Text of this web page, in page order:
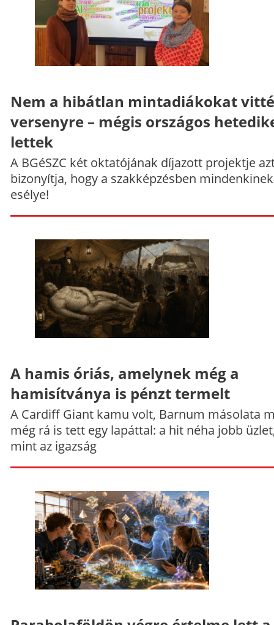
Nem a hibátlan mintadiákokat
versenyre – mégis országos
lettek
A BGéSZC két oktatójának díjazott projektje
bizonyítja, hogy a szakképzésben
esélye!
A hamis óriás, amelynek még a
hamisítványa is pénzt termelt
A Cardiff Giant kamu volt, Barnum másolata
még rá is tett egy lapáttal: a hit néha jobb
mint az igazság